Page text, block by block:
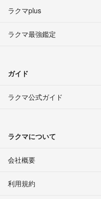
ラクマplus
ラクマ最強鑑定
ガイド
ラクマ公式ガイド
ラクマについて
会社概要
利用規約